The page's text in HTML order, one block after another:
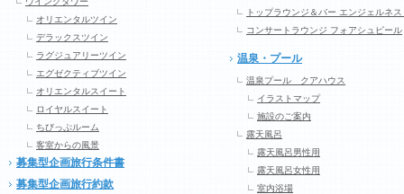
オリエンタルツイン
デラックスツイン
ラグジュアリーツイン
エグゼクティブツイン
オリエンタルスイート
ロイヤルスイート
ちびっぷルーム
客室からの風景
募集型企画旅行条件書
募集型企画旅行約款
トップラウンジ＆バー エンジェルネス
コンサートラウンジ フォアシュピール
温泉・プール
温泉プール クアハウス
イラストマップ
施設のご案内
露天風呂
露天風呂男性用
露天風呂女性用
室内浴場